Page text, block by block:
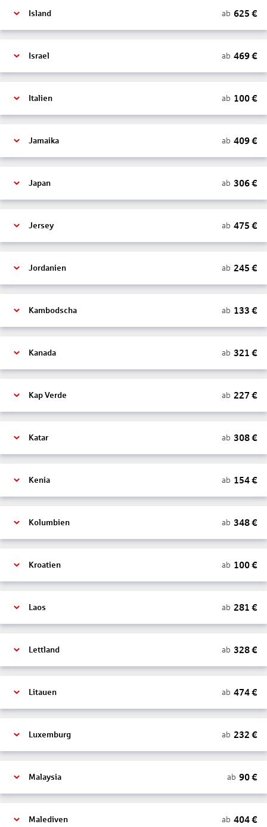
Island ab 625 €
Israel ab 469€
Italien ab 100€
Jamaika ab 409€
Japan ab 306€
Jersey ab 475 €
Jordanien ab 245 €
Kambodscha ab 133 €
Kanada ab 321 €
Kap Verde ab 227 €
Katar ab 308€
Kenia ab 154€
Kolumbien ab 348€
Kroatien ab 100€
Laos ab 281 €
Lettland ab 328€
Litauen ab 474€
Luxemburg ab 232 €
Malaysia ab 90€
Malediven ab 404€